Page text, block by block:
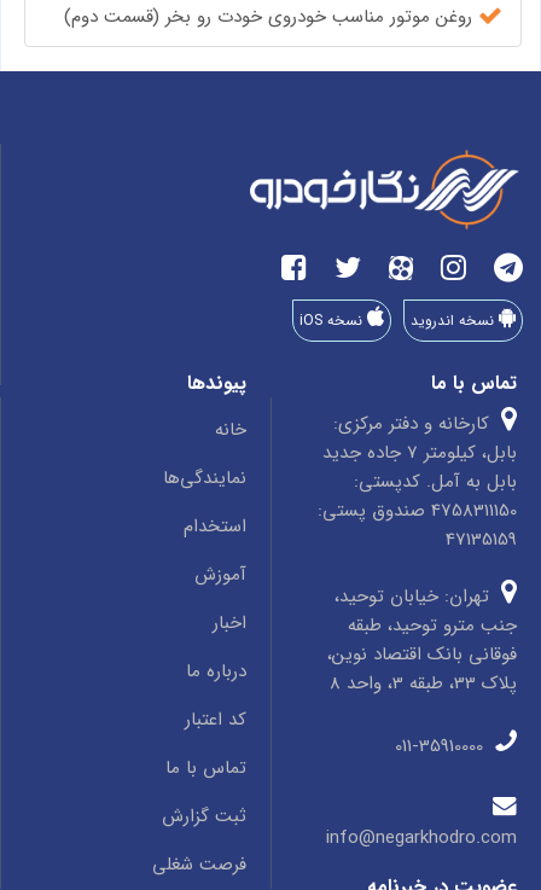
روغن موتور مناسب خودروی خودت رو بخر (قسمت دوم)
نسخه اندروید نسخه iOS
تماس با ما
کارخانه و دفتر مرکزی:
بابل، کیلومتر 7 جاده جدید
بابل به آمل. کدپستی:
4758311150 صندوق پستی:
47135159
تهران: خیابان توحید،
جنب مترو توحید، طبقه
فوقانی بانک اقتصاد نوین،
پلاک 33، طبقه 3، واحد 8
info@negarkhodro.com
پیوندها
خانه
نمایندگی‌ها
استخدام
آموزش
اخبار
درباره ما
کد اعتبار
تماس با ما
ثبت گزارش
فرصت شغلی